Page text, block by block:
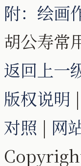
附：绘画
胡公寿常
返回上一
版权说明 |
对照 | 网